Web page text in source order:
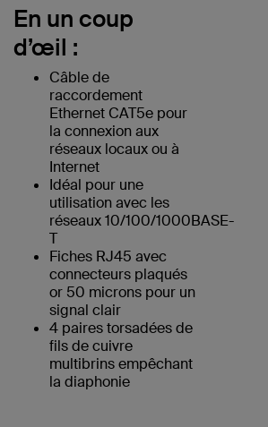
En un coup
d’œil :
Câble de
raccordement
Ethernet CAT5e pour
la connexion aux
réseaux locaux ou à
Internet
Idéal pour une
utilisation avec les
réseaux 10/100/1000BASE-
T
Fiches RJ45 avec
connecteurs plaqués
or 50 microns pour un
signal clair
4 paires torsadées de
fils de cuivre
multibrins empêchant
la diaphonie